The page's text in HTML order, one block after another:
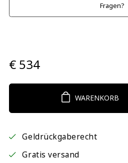
Fragen?
€ 534
WARENKORB
Geldrückgaberecht
Gratis versand